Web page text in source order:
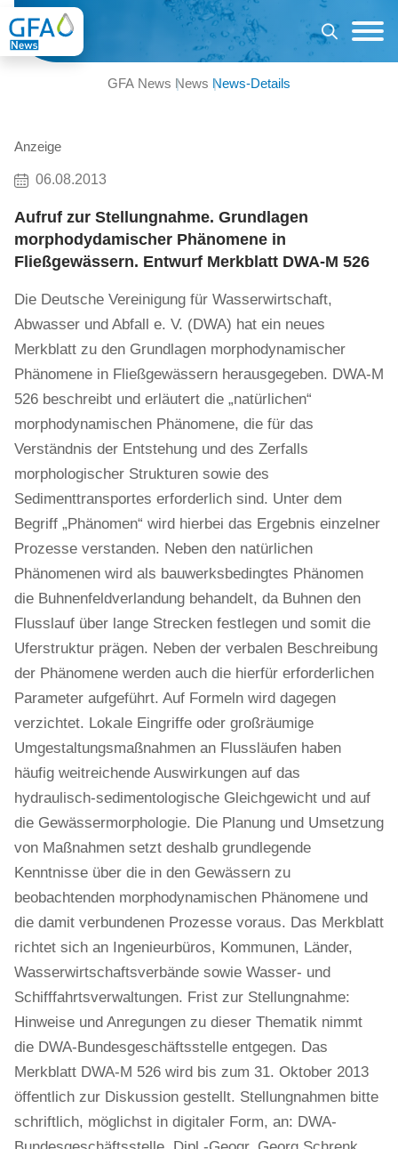
GFA News News News-Details
Anzeige
06.08.2013
Aufruf zur Stellungnahme. Grundlagen
morphodydamischer Phänomene in
Fließgewässern. Entwurf Merkblatt DWA-M 526
Die Deutsche Vereinigung für Wasserwirtschaft,
Abwasser und Abfall e. V. (DWA) hat ein neues
Merkblatt zu den Grundlagen morphodynamischer
Phänomene in Fließgewässern herausgegeben. DWA-M
526 beschreibt und erläutert die „natürlichen“
morphodynamischen Phänomene, die für das
Verständnis der Entstehung und des Zerfalls
morphologischer Strukturen sowie des
Sedimenttransportes erforderlich sind. Unter dem
Begriff „Phänomen“ wird hierbei das Ergebnis einzelner
Prozesse verstanden. Neben den natürlichen
Phänomenen wird als bauwerksbedingtes Phänomen
die Buhnenfeldverlandung behandelt, da Buhnen den
Flusslauf über lange Strecken festlegen und somit die
Uferstruktur prägen. Neben der verbalen Beschreibung
der Phänomene werden auch die hierfür erforderlichen
Parameter aufgeführt. Auf Formeln wird dagegen
verzichtet. Lokale Eingriffe oder großräumige
Umgestaltungsmaßnahmen an Flussläufen haben
häufig weitreichende Auswirkungen auf das
hydraulisch-sedimentologische Gleichgewicht und auf
die Gewässermorphologie. Die Planung und Umsetzung
von Maßnahmen setzt deshalb grundlegende
Kenntnisse über die in den Gewässern zu
beobachtenden morphodynamischen Phänomene und
die damit verbundenen Prozesse voraus. Das Merkblatt
richtet sich an Ingenieurbüros, Kommunen, Länder,
Wasserwirtschaftsverbände sowie Wasser- und
Schifffahrtsverwaltungen. Frist zur Stellungnahme:
Hinweise und Anregungen zu dieser Thematik nimmt
die DWA-Bundesgeschäftsstelle entgegen. Das
Merkblatt DWA-M 526 wird bis zum 31. Oktober 2013
öffentlich zur Diskussion gestellt. Stellungnahmen bitte
schriftlich, möglichst in digitaler Form, an: DWA-